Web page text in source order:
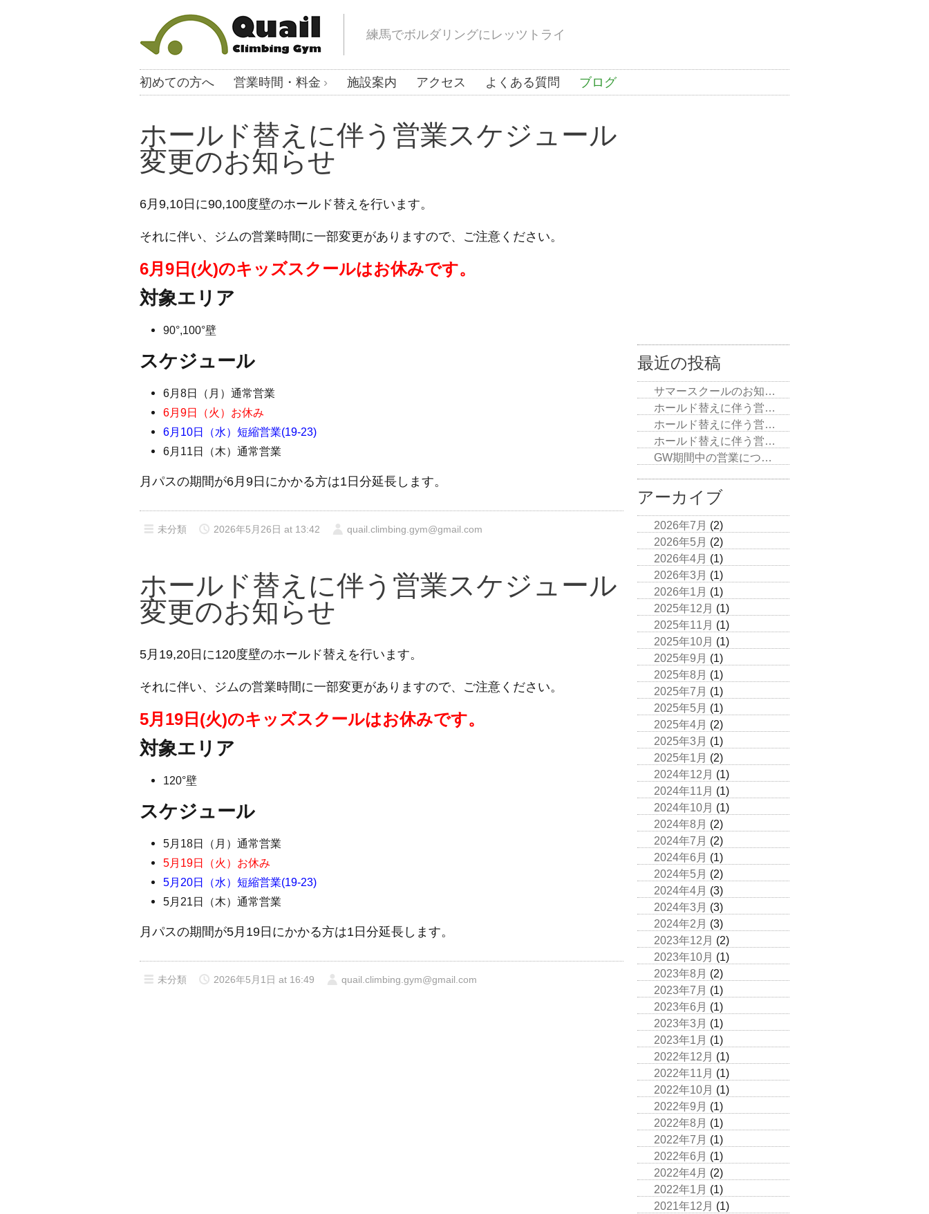
練馬でボルダリングにレッツトライ
初めての方へ 営業時間・料金 施設案内 アクセス よくある質問 ブログ
ホールド替えに伴う営業スケジュール
変更のお知らせ
6月9,10日に90,100度壁のホールド替えを行います。
それに伴い、ジムの営業時間に一部変更がありますので、ご注意ください。
6月9日(火)のキッズスクールはお休みです。
対象エリア
90°,100°壁
スケジュール
6月8日（月）通常営業
6月9日（火）お休み
6月10日（水）短縮営業(19-23)
6月11日（木）通常営業
月パスの期間が6月9日にかかる方は1日分延長します。
未分類 2026年5月26日 at 13:42 quail.climbing.gym@gmail.com
ホールド替えに伴う営業スケジュール
変更のお知らせ
5月19,20日に120度壁のホールド替えを行います。
それに伴い、ジムの営業時間に一部変更がありますので、ご注意ください。
5月19日(火)のキッズスクールはお休みです。
対象エリア
120°壁
スケジュール
5月18日（月）通常営業
5月19日（火）お休み
5月20日（水）短縮営業(19-23)
5月21日（木）通常営業
月パスの期間が5月19日にかかる方は1日分延長します。
未分類 2026年5月1日 at 16:49 quail.climbing.gym@gmail.com
最近の投稿
サマースクールのお知…
ホールド替えに伴う営…
ホールド替えに伴う営…
ホールド替えに伴う営…
GW期間中の営業につ…
アーカイブ
2026年7月 (2)
2026年5月 (2)
2026年4月 (1)
2026年3月 (1)
2026年1月 (1)
2025年12月 (1)
2025年11月 (1)
2025年10月 (1)
2025年9月 (1)
2025年8月 (1)
2025年7月 (1)
2025年5月 (1)
2025年4月 (2)
2025年3月 (1)
2025年1月 (2)
2024年12月 (1)
2024年11月 (1)
2024年10月 (1)
2024年8月 (2)
2024年7月 (2)
2024年6月 (1)
2024年5月 (2)
2024年4月 (3)
2024年3月 (3)
2024年2月 (3)
2023年12月 (2)
2023年10月 (1)
2023年8月 (2)
2023年7月 (1)
2023年6月 (1)
2023年3月 (1)
2023年1月 (1)
2022年12月 (1)
2022年11月 (1)
2022年10月 (1)
2022年9月 (1)
2022年8月 (1)
2022年7月 (1)
2022年6月 (1)
2022年4月 (2)
2022年1月 (1)
2021年12月 (1)